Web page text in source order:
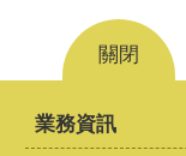
關閉
業務資訊